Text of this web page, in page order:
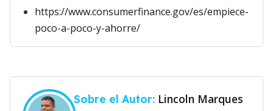
https://www.consumerfinance.gov/es/empiece-
poco-a-poco-y-ahorre/
Sobre el Autor: Lincoln Marques